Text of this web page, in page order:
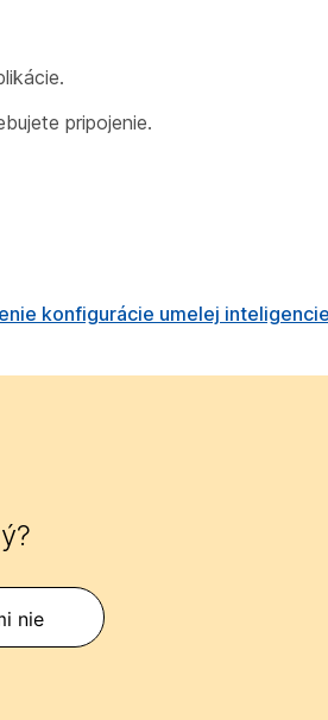
pripojenie.
konfigurácie umelej
nie